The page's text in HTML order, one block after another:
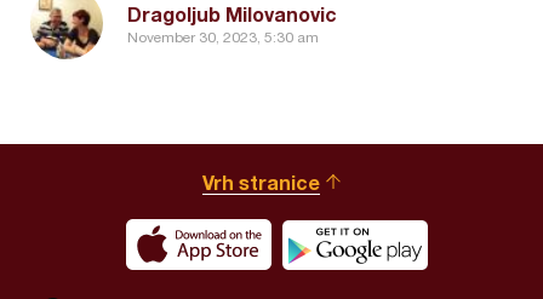
Dragoljub Milovanovic
November 30, 2023, 5:30 am
Vrh stranice